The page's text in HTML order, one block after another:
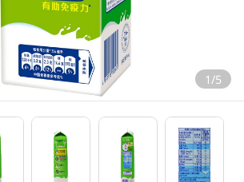
1/5